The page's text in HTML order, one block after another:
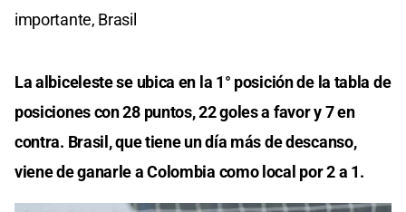
importante, Brasil
La albiceleste se ubica en la 1° posición de la tabla de
posiciones con 28 puntos, 22 goles a favor y 7 en
contra. Brasil, que tiene un día más de descanso,
viene de ganarle a Colombia como local por 2 a 1.